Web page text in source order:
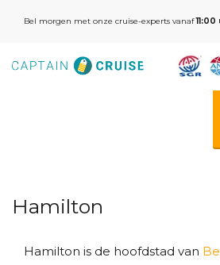
Bel morgen met onze cruise-experts vanaf11:00
Hamilton
Hamilton is de hoofdstad van